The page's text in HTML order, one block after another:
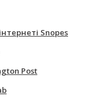
Snopes
Post